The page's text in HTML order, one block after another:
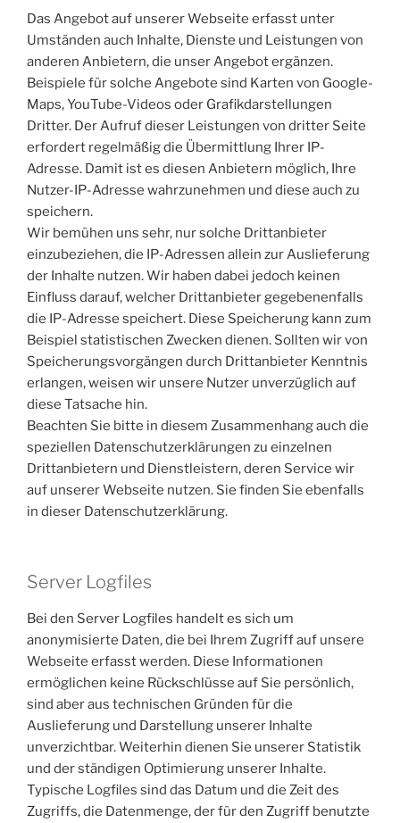
Das Angebot auf unserer Webseite erfasst unter
Umständen auch Inhalte, Dienste und Leistungen von
anderen Anbietern, die unser Angebot ergänzen.
Beispiele für solche Angebote sind Karten von Google-
Maps, YouTube-Videos oder Grafikdarstellungen
Dritter. Der Aufruf dieser Leistungen von dritter Seite
erfordert regelmäßig die Übermittlung Ihrer IP-
Adresse. Damit ist es diesen Anbietern möglich, Ihre
Nutzer-IP-Adresse wahrzunehmen und diese auch zu
speichern.
Wir bemühen uns sehr, nur solche Drittanbieter
einzubeziehen, die IP-Adressen allein zur Auslieferung
der Inhalte nutzen. Wir haben dabei jedoch keinen
Einfluss darauf, welcher Drittanbieter gegebenenfalls
die IP-Adresse speichert. Diese Speicherung kann zum
Beispiel statistischen Zwecken dienen. Sollten wir von
Speicherungsvorgängen durch Drittanbieter Kenntnis
erlangen, weisen wir unsere Nutzer unverzüglich auf
diese Tatsache hin.
Beachten Sie bitte in diesem Zusammenhang auch die
speziellen Datenschutzerklärungen zu einzelnen
Drittanbietern und Dienstleistern, deren Service wir
auf unserer Webseite nutzen. Sie finden Sie ebenfalls
in dieser Datenschutzerklärung.
Server Logfiles
Bei den Server Logfiles handelt es sich um
anonymisierte Daten, die bei Ihrem Zugriff auf unsere
Webseite erfasst werden. Diese Informationen
ermöglichen keine Rückschlüsse auf Sie persönlich,
sind aber aus technischen Gründen für die
Auslieferung und Darstellung unserer Inhalte
unverzichtbar. Weiterhin dienen Sie unserer Statistik
und der ständigen Optimierung unserer Inhalte.
Typische Logfiles sind das Datum und die Zeit des
Zugriffs, die Datenmenge, der für den Zugriff benutzte